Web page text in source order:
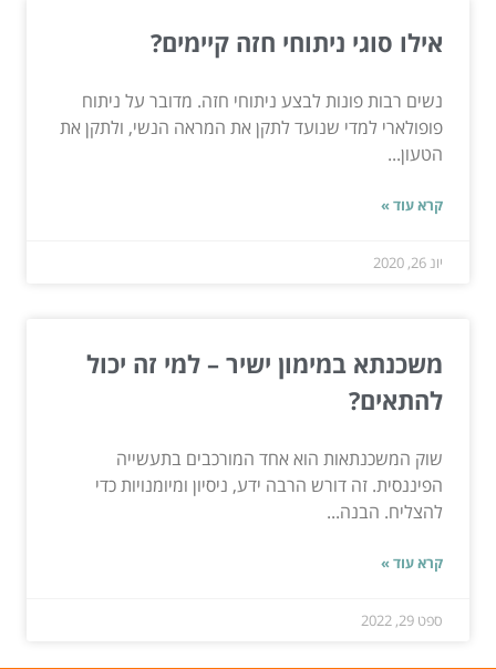
אילו סוגי ניתוחי חזה קיימים?
נשים רבות פונות לבצע ניתוחי חזה. מדובר על ניתוח
פופולארי למדי שנועד לתקן את המראה הנשי, ולתקן את
הטעון...
קרא עוד »
יונ 26, 2020
משכנתא במימון ישיר – למי זה יכול
להתאים?
שוק המשכנתאות הוא אחד המורכבים בתעשייה
הפיננסית. זה דורש הרבה ידע, ניסיון ומיומנויות כדי
להצליח. הבנה...
קרא עוד »
ספט 29, 2022